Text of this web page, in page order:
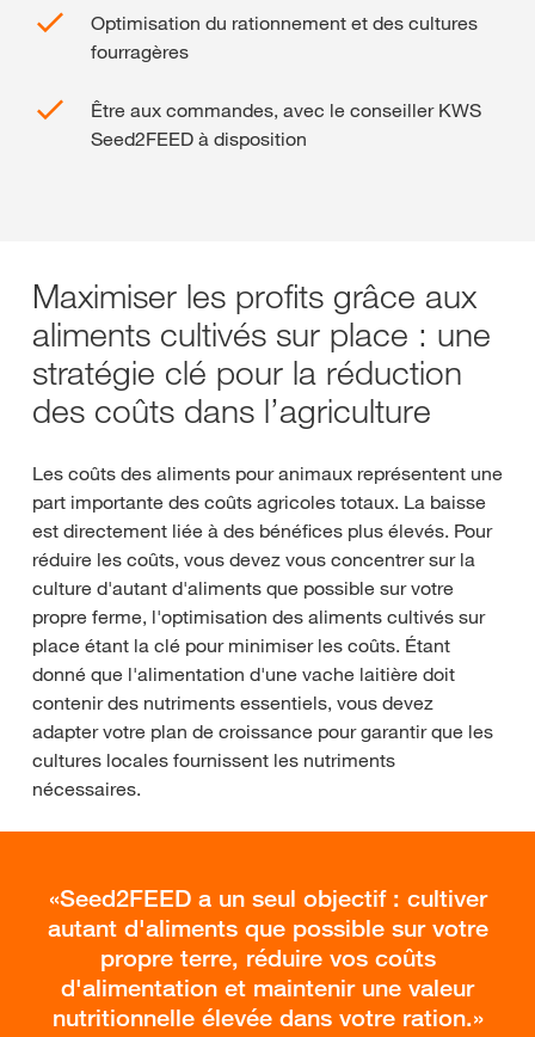
Optimisation du rationnement et des cultures
fourragères
Être aux commandes, avec le conseiller KWS
Seed2FEED à disposition
Maximiser les profits grâce aux
aliments cultivés sur place : une
stratégie clé pour la réduction
des coûts dans l’agriculture
Les coûts des aliments pour animaux représentent une
part importante des coûts agricoles totaux. La baisse
est directement liée à des bénéfices plus élevés. Pour
réduire les coûts, vous devez vous concentrer sur la
culture d'autant d'aliments que possible sur votre
propre ferme, l'optimisation des aliments cultivés sur
place étant la clé pour minimiser les coûts. Étant
donné que l'alimentation d'une vache laitière doit
contenir des nutriments essentiels, vous devez
adapter votre plan de croissance pour garantir que les
cultures locales fournissent les nutriments
nécessaires.
Seed2FEED a un seul objectif : cultiver
autant d'aliments que possible sur votre
propre terre, réduire vos coûts
d'alimentation et maintenir une valeur
nutritionnelle élevée dans votre ration.